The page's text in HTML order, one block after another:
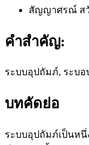
สัญญาศรณ์ ส
คำสำคัญ:
ระบบอุปถัมภ์, ระบอ
บทคัดย่อ
ระบบอุปถัมภ์เป็นห